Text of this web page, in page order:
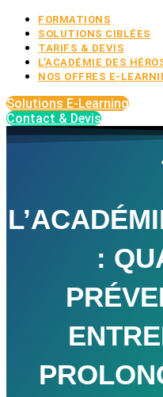
FORMATIONS
SOLUTIONS CIBLÉES
TARIFS & DEVIS
L’ACADÉMIE DES
NOS OFFRES E-
Solutions E-Learning
Contact & Devis
: